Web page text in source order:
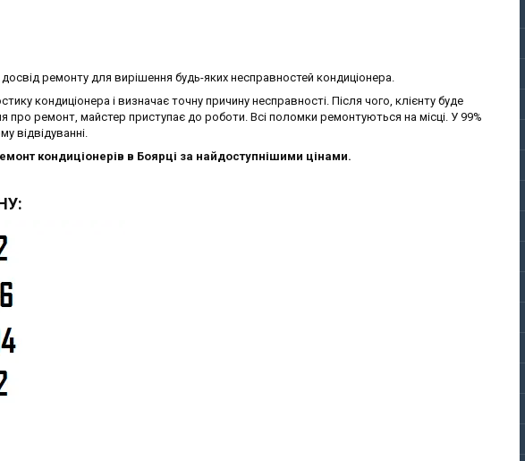
досвід ремонту для вирішення будь-яких несправностей кондиціонера.
кондиціонера і визначає точну причину несправності. Після чого, клієнту буде
про ремонт, майстер приступає до роботи. Всі поломки ремонтуються на місці. У 99%
відвідуванні.
кондиціонерів в Боярці за найдоступнішими цінами.